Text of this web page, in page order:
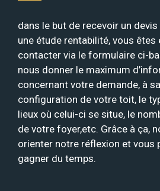
dans le but de recevoir un
une étude rentabilité, vous êtes
contacter via le formulaire ci-
nous donner le maximum
concernant votre demande, à
configuration de votre toit, le
lieux où celui-ci se situe, le
de votre foyer,etc. Grâce à ça,
orienter notre réflexion et vous
gagner du temps.